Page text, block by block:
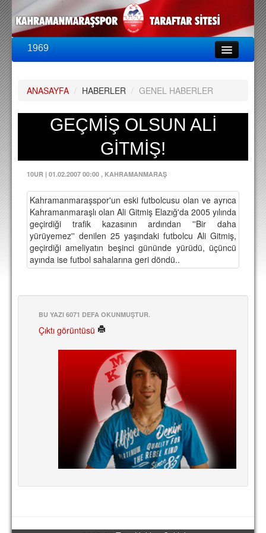
1969
PUAN DURUMU
FİKSTÜR
A TAKIM KADROSU
TEKNİK KADRO
TRANSFERLER
TARAFTAR
BİLETLER
LİSANSLI ÜRÜNLER
MULTİMEDYA
MARŞ & TEZAHÜRATLAR
SPOR TESİSLERİ
YÖNETİM KURULU
ANASAYFA / HABERLER / GENEL HABERLER
GEÇMİŞ OLSUN ALİ
GİTMİŞ!
10UR | 01.02.2007 00:00 , KAHRAMANMARAŞ
Kahramanmaraşspor'un eski futbolcusu olan ve ayrıca
Kahramanmaraşlı olan Ali Gitmiş Elazığ'da 2005 yılında
geçirdiği trafik kazasının ardından ''Bir daha
yürüyemez'' denilen 25 yaşındaki futbolcu Ali Gitmiş,
geçirdiği ameliyatın beşinci gününde yürüdü, üçüncü
ayında ise futbol sahalarına geri döndü..
BU YAZI 6071 DEFA OKUNMUŞTUR.
Çıktı görüntüsü